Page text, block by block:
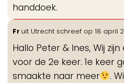
handdoek.
Fr uit Utrecht schreef op 18 april
Hallo Peter & Ines, Wij
voor de 2e keer. 1e keer
smaakte naar meer
.